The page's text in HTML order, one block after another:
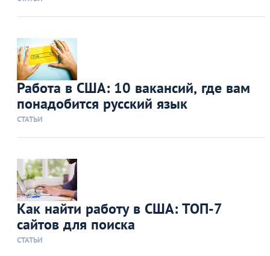
Работа в США: 10 вакансий, где вам
понадобится русский язык
СТАТЬИ
Как найти работу в США: ТОП-7
сайтов для поиска
СТАТЬИ